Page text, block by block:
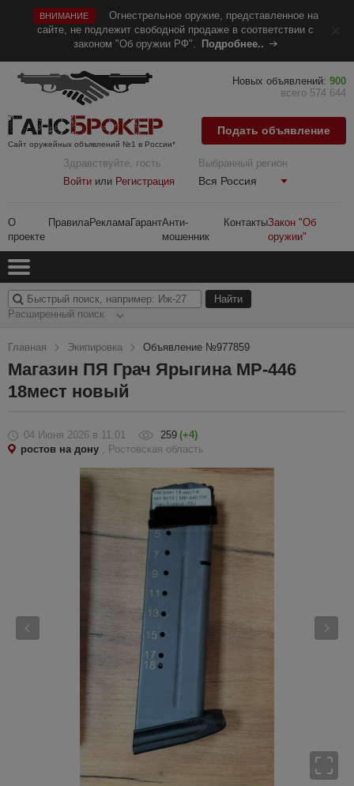
ВНИМАНИЕ
Огнестрельное оружие, представленное на
сайте, не подлежит свободной продаже в соответствии с
законом "Об оружии РФ".
Подробнее..
Сайт оружейных объявлений №1 в России*
Здравствуйте, гость
Войти или Регистрация
Выбранный регион
Вся Россия
О
проекте
ПравилаРекламаГарантАнти-
мошенник
КонтактыЗакон "Об
оружии"
Новых объявлений: 900
всего 574 644
Подать объявление
Расширенный поиск
Главная Экипировка Объявление №977859
Магазин ПЯ Грач Ярыгина МР-446
18мест новый
04 Июня 2026 в 11:01 259 (+4)
ростов на дону , Ростовская область